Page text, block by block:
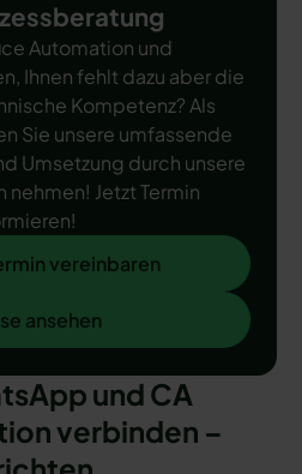
Automation und
Ihnen fehlt dazu aber die
Kompetenz? Als
Sie unsere umfassende
Umsetzung durch unsere
nehmen! Jetzt Termin
vereinbaren
ansehen
und CA
verbinden –